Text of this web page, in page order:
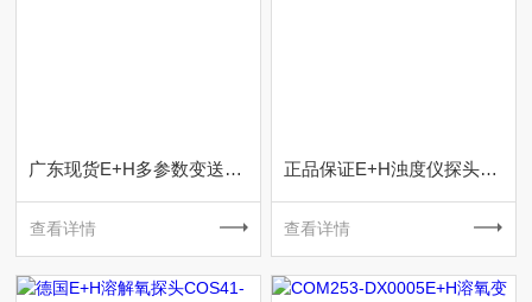
广东现货E+H多参数变送器CM442-AAM1A2F010A
查看详情
正品保证E+H浊度仪探头CUS51D-AAD1A3
查看详情